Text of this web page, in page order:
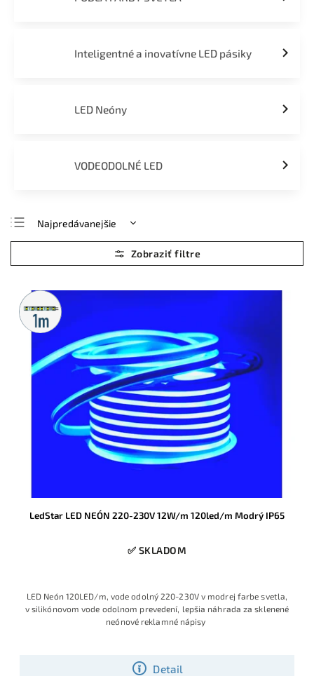
Inteligentné a inovatívne LED pásiky
LED Neóny
VODEODOLNÉ LED
Najpredávanejšie
Najlacnejšie
Najdrahšie
Abecedne
Metrážny
predaj
LedStar LED NEÓN 220-230V 12W/m 120led/m Modrý IP65
✅ SKLADOM
Detail
LED Neón 120LED/m, vode odolný 220-230V v modrej farbe svetla,
v silikónovom vode odolnom prevedení, lepšia náhrada za sklenené
neónové reklamné nápisy